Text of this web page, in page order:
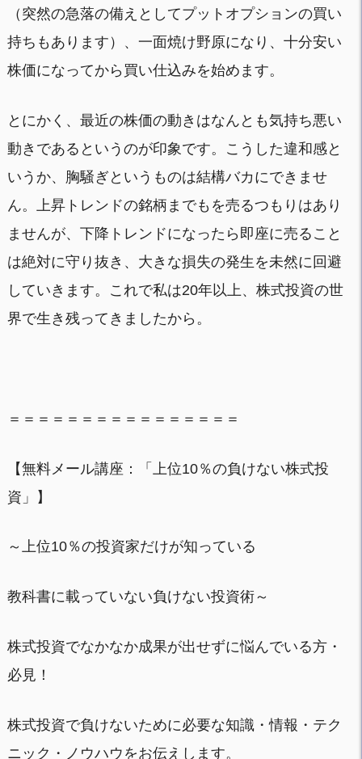
（突然の急落の備えとしてプットオプションの買い
持ちもあります）、一面焼け野原になり、十分安い
株価になってから買い仕込みを始めます。
とにかく、最近の株価の動きはなんとも気持ち悪い
動きであるというのが印象です。こうした違和感と
いうか、胸騒ぎというものは結構バカにできませ
ん。上昇トレンドの銘柄までもを売るつもりはあり
ませんが、下降トレンドになったら即座に売ること
は絶対に守り抜き、大きな損失の発生を未然に回避
していきます。これで私は20年以上、株式投資の世
界で生き残ってきましたから。
＝＝＝＝＝＝＝＝＝＝＝＝＝＝＝＝
【無料メール講座：「上位10％の負けない株式投
資」】
～上位10％の投資家だけが知っている
教科書に載っていない負けない投資術～
株式投資でなかなか成果が出せずに悩んでいる方・
必見！
株式投資で負けないために必要な知識・情報・テク
ニック・ノウハウをお伝えします。